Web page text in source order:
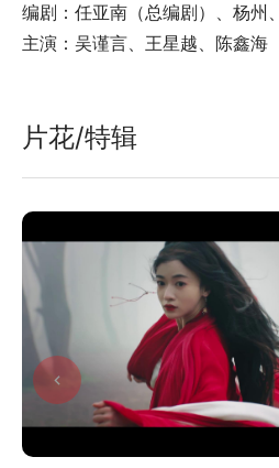
编剧：任亚南（总编剧）、杨州
主演：吴谨言、王星越、陈鑫海
片花/特辑